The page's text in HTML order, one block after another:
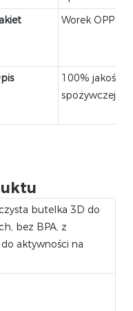
Worek OPP
100% jakości
spożywczej
butelka 3D do
bez BPA, z
aktywności na